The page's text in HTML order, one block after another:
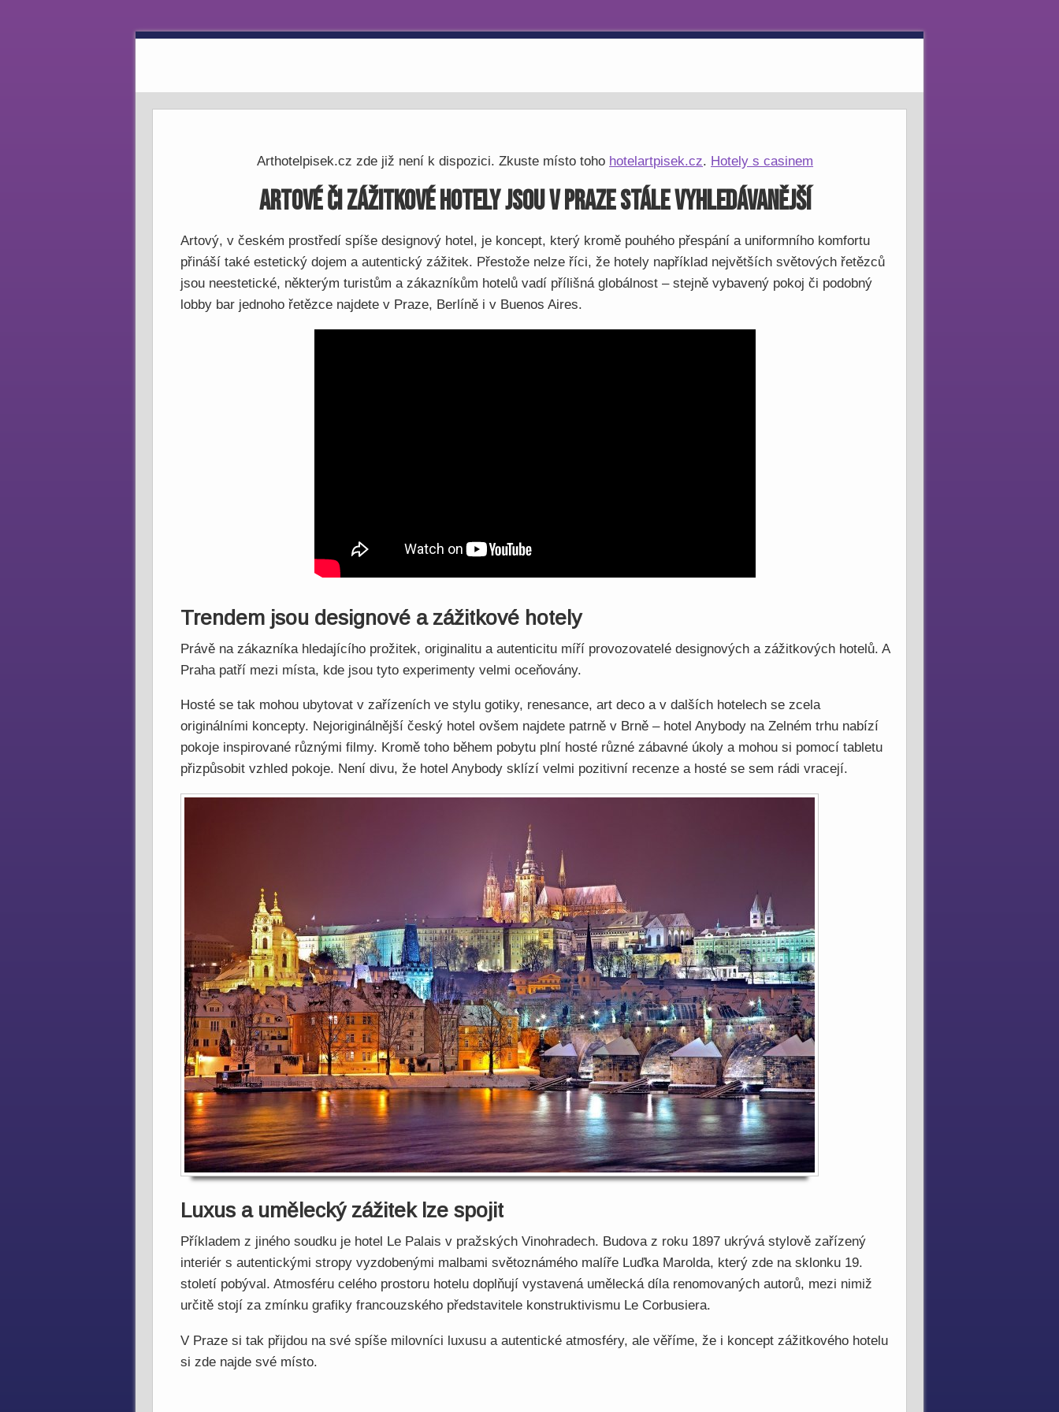
Arthotelpisek.cz zde již není k dispozici. Zkuste místo toho hotelartpisek.cz. Hotely s casinem
Artové či zážitkové hotely jsou v Praze stále vyhledávanější
Artový, v českém prostředí spíše designový hotel, je koncept, který kromě pouhého přespání a uniformního komfortu
přináší také estetický dojem a autentický zážitek. Přestože nelze říci, že hotely například největších světových řetězců
jsou neestetické, některým turistům a zákazníkům hotelů vadí přílišná globálnost – stejně vybavený pokoj či podobný
lobby bar jednoho řetězce najdete v Praze, Berlíně i v Buenos Aires.
Trendem jsou designové a zážitkové hotely
Právě na zákazníka hledajícího prožitek, originalitu a autenticitu míří provozovatelé designových a zážitkových hotelů. A
Praha patří mezi místa, kde jsou tyto experimenty velmi oceňovány.
Hosté se tak mohou ubytovat v zařízeních ve stylu gotiky, renesance, art deco a v dalších hotelech se zcela
originálními koncepty. Nejoriginálnější český hotel ovšem najdete patrně v Brně – hotel Anybody na Zelném trhu nabízí
pokoje inspirované různými filmy. Kromě toho během pobytu plní hosté různé zábavné úkoly a mohou si pomocí tabletu
přizpůsobit vzhled pokoje. Není divu, že hotel Anybody sklízí velmi pozitivní recenze a hosté se sem rádi vracejí.
Luxus a umělecký zážitek lze spojit
Příkladem z jiného soudku je hotel Le Palais v pražských Vinohradech. Budova z roku 1897 ukrývá stylově zařízený
interiér s autentickými stropy vyzdobenými malbami světoznámého malíře Luďka Marolda, který zde na sklonku 19.
století pobýval. Atmosféru celého prostoru hotelu doplňují vystavená umělecká díla renomovaných autorů, mezi nimiž
určitě stojí za zmínku grafiky francouzského představitele konstruktivismu Le Corbusiera.
V Praze si tak přijdou na své spíše milovníci luxusu a autentické atmosféry, ale věříme, že i koncept zážitkového hotelu
si zde najde své místo.